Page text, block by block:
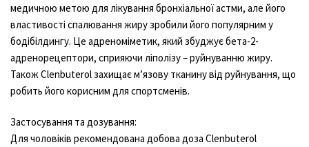
медичною метою для лікування бронхіальної астми, але його
властивості спалювання жиру зробили його популярним у
бодібілдингу. Це адреноміметик, який збуджує бета-2-
адренорецептори, сприяючи ліполізу – руйнуванню жиру.
Також Clenbuterol захищає м’язову тканину від руйнування, що
робить його корисним для спортсменів.
Застосування та дозування:
Для чоловіків рекомендована добова доза Clenbuterol